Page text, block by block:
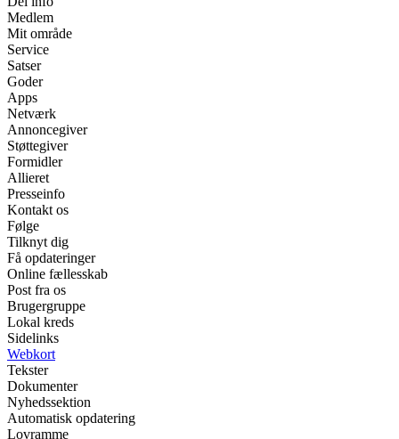
Medlem
Mit område
Service
Satser
Goder
Apps
Netværk
Annoncegiver
Støttegiver
Formidler
Allieret
Presseinfo
Kontakt os
Følge
Tilknyt dig
Få opdateringer
Online fællesskab
Post fra os
Brugergruppe
Lokal kreds
Sidelinks
Webkort
Tekster
Dokumenter
Nyhedssektion
Automatisk opdatering
Lovramme